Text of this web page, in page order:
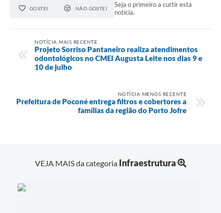
GOSTEI NÃO GOSTEI
Seja o primeiro a curtir esta
notícia.
NOTÍCIA MAIS RECENTE
Projeto Sorriso Pantaneiro realiza atendimentos
odontológicos no CMEI Augusta Leite nos dias 9 e
10 de julho
NOTÍCIA MENOS RECENTE
Prefeitura de Poconé entrega filtros e cobertores a
famílias da região do Porto Jofre
VEJA MAIS da categoria Infraestrutura